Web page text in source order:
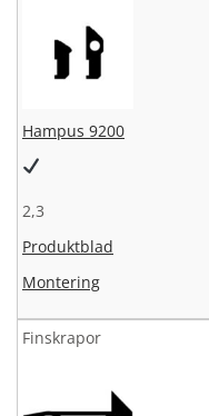
Hampus 9200
2,3
Produktblad
Montering
Finskrapor